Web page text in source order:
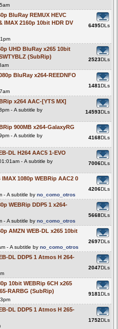
BluRay REMUX HEVC
IMAX 2160p 10bit HDR DV
6495DLs
UHD BluRay x265 10bit
(SubRip)
2523DLs
BluRay x264-REEDNFO
1481DLs
x264 AAC-[YTS MX]
- A subtitle by
14593DLs
900MB x264-GalaxyRG
- A subtitle by
4168DLs
DL H264 AAC5 1-EVO
- A subtitle by
7006DLs
1080p WEBRip AAC2 0
- A subtitle by no_como_otros
4206DLs
WEBRip DDP5 1 x264-
- A subtitle by no_como_otros
5668DLs
AMZN WEB-DL x265 10bit
- A subtitle by no_como_otros
2697DLs
DL DDP5 1 Atmos H 264-
2047DLs
10bit WEBRip 6CH x265
RARBG (SubRip)
9181DLs
DL DDP5 1 Atmos H 265-
1752DLs